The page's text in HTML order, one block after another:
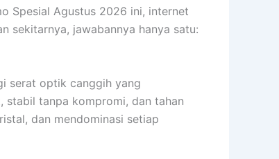
Spesial Agustus 2026 ini, internet
sekitarnya, jawabannya hanya satu:
serat optik canggih yang
stabil tanpa kompromi, dan tahan
dan mendominasi setiap